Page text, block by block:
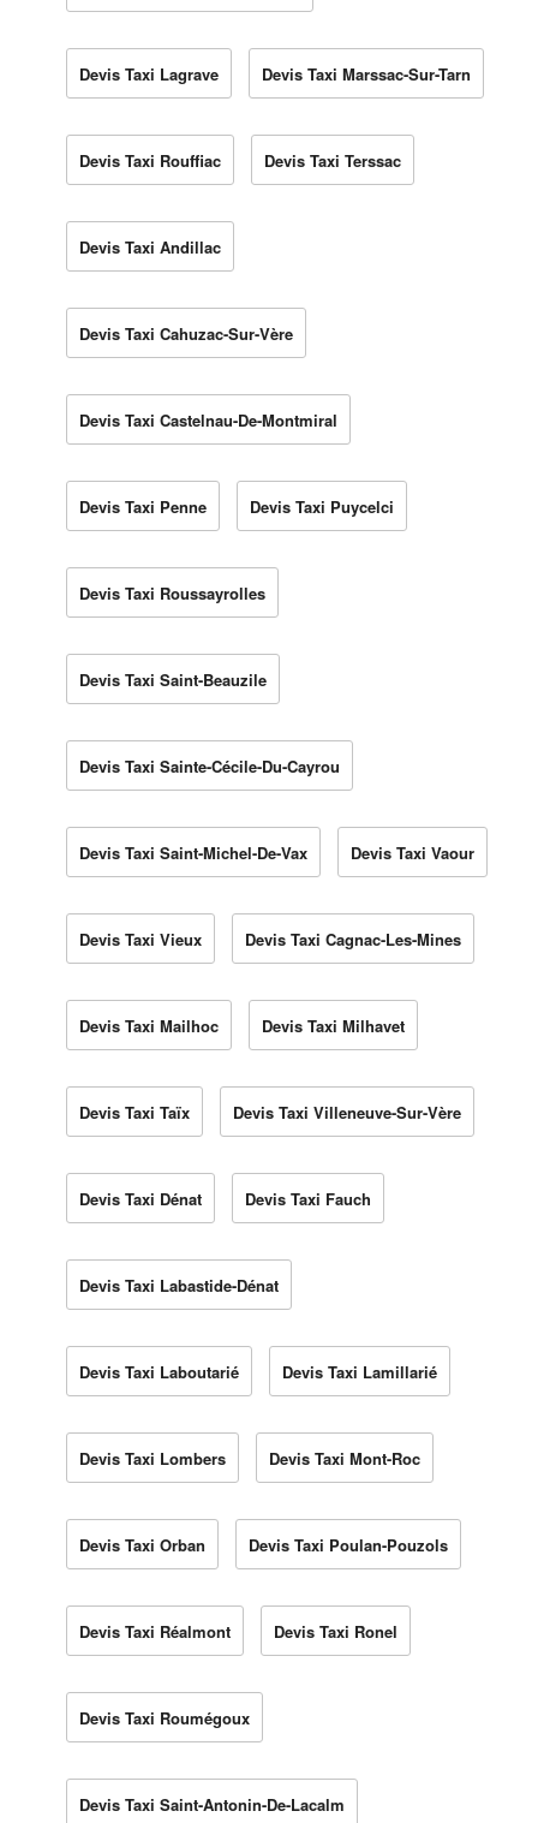
Devis Taxi Lagrave Devis Taxi Marssac-Sur-Tarn
Devis Taxi Rouffiac Devis Taxi Terssac
Devis Taxi Andillac
Devis Taxi Cahuzac-Sur-Vère
Devis Taxi Castelnau-De-Montmiral
Devis Taxi Penne Devis Taxi Puycelci
Devis Taxi Roussayrolles
Devis Taxi Saint-Beauzile
Devis Taxi Sainte-Cécile-Du-Cayrou
Devis Taxi Saint-Michel-De-Vax Devis Taxi Vaour
Devis Taxi Vieux Devis Taxi Cagnac-Les-Mines
Devis Taxi Mailhoc Devis Taxi Milhavet
Devis Taxi Taïx Devis Taxi Villeneuve-Sur-Vère
Devis Taxi Dénat Devis Taxi Fauch
Devis Taxi Labastide-Dénat
Devis Taxi Laboutarié Devis Taxi Lamillarié
Devis Taxi Lombers Devis Taxi Mont-Roc
Devis Taxi Orban Devis Taxi Poulan-Pouzols
Devis Taxi Réalmont Devis Taxi Ronel
Devis Taxi Roumégoux
Devis Taxi Saint-Antonin-De-Lacalm